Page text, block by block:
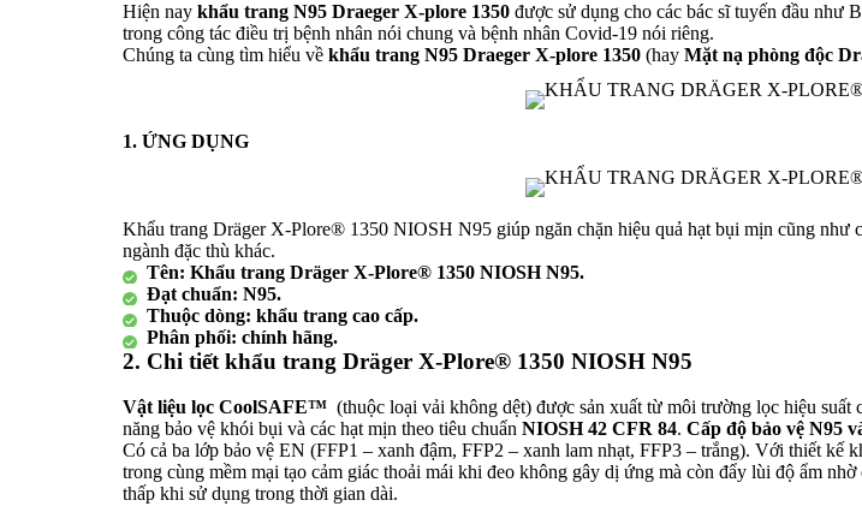
Hiện nay khẩu trang N95 Draeger X-plore 1350 được sử dụng cho các bác sĩ tuyến đầu
trong công tác điều trị bệnh nhân nói chung và bệnh nhân Covid-19 nói riêng.
Chúng ta cùng tìm hiểu về khẩu trang N95 Draeger X-plore 1350 (hay Mặt nạ phòng độc
1. ỨNG DỤNG
Khẩu trang Dräger X-Plore® 1350 NIOSH N95 giúp ngăn chặn hiệu quả hạt bụi mịn cũng như
ngành đặc thù khác.
Tên: Khẩu trang Dräger X-Plore® 1350 NIOSH N95.
Đạt chuẩn: N95.
Thuộc dòng: khẩu trang cao cấp.
Phân phối: chính hãng.
2. Chi tiết khẩu trang Dräger X-Plore® 1350 NIOSH N95
Vật liệu lọc CoolSAFE™ (thuộc loại vải không dệt) được sản xuất từ môi trường lọc hiệu
năng bảo vệ khói bụi và các hạt mịn theo tiêu chuẩn NIOSH 42 CFR 84. Cấp độ bảo vệ N95
Có cả ba lớp bảo vệ EN (FFP1 – xanh đậm, FFP2 – xanh lam nhạt, FFP3 – trắng). Với thiết
trong cùng mềm mại tạo cảm giác thoải mái khi đeo không gây dị ứng mà còn đẩy lùi độ ẩm
thấp khi sử dụng trong thời gian dài.